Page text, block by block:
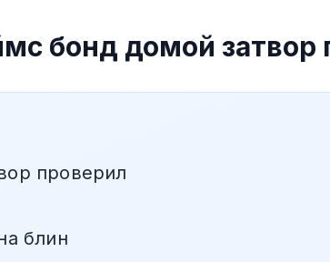
бонд домой затвор
проверил
блин